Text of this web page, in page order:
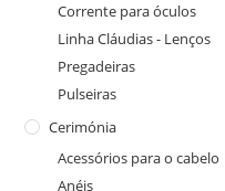
Corrente para óculos
Linha Cláudias - Lenços
Pregadeiras
Pulseiras
Cerimónia
Acessórios para o cabelo
Anéis